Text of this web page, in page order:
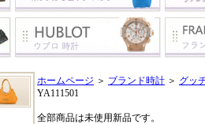
ホームページ ＞ ブランド時計 ＞ グッ
YA111501
全部商品は未使用新品です。